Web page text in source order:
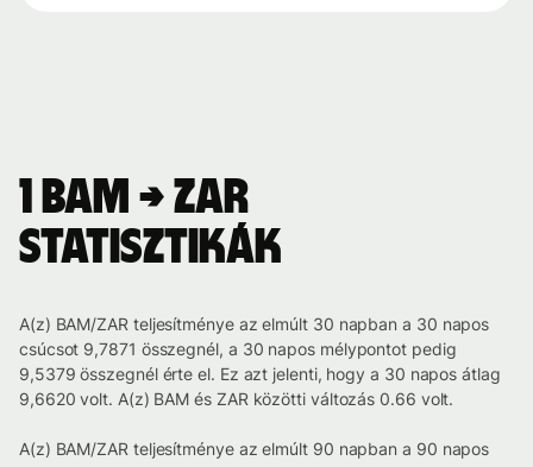
1 BAM → ZAR
statisztikák
A(z) BAM/ZAR teljesítménye az elmúlt 30 napban a 30 napos
csúcsot 9,7871 összegnél, a 30 napos mélypontot pedig
9,5379 összegnél érte el. Ez azt jelenti, hogy a 30 napos átlag
9,6620 volt. A(z) BAM és ZAR közötti változás 0.66 volt.
A(z) BAM/ZAR teljesítménye az elmúlt 90 napban a 90 napos